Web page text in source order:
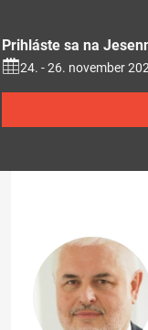
Prihláste sa na
24. - 26. november